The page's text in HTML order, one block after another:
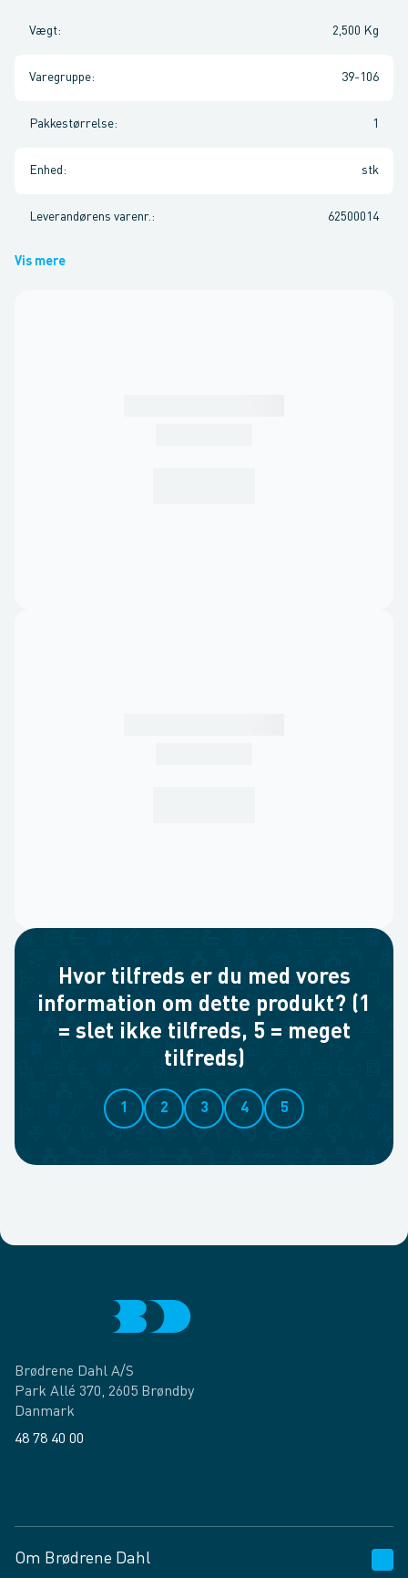
Vægt: 2,500 Kg
Varegruppe: 39-106
Pakkestørrelse: 1
Enhed : stk
Leverandørens varenr. : 62500014
Vis mere
Hvor tilfreds er du med vores
information om dette produkt? (1
= slet ikke tilfreds, 5 = meget
tilfreds)
1 2 3 4 5
Brødrene Dahl A/S
Park Allé 370, 2605 Brøndby
Danmark
48 78 40 00
Om Brødrene Dahl